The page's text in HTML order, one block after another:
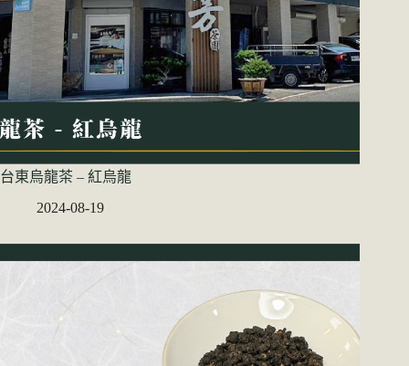
台東烏龍茶 – 紅烏龍
2024-08-19